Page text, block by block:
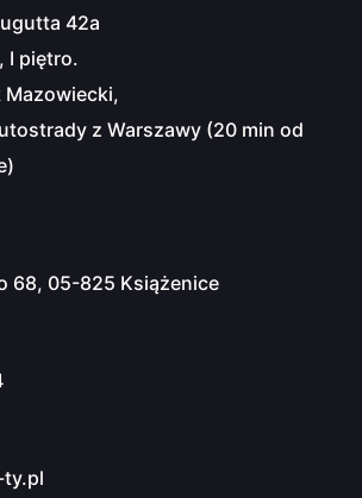
42a
I piętro.
z Warszawy (20 min od
68, 05-825 Książenice
ty.pl